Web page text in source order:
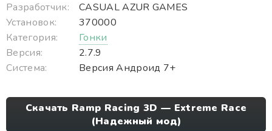
Разработчик:
CASUAL AZUR GAMES
Установок:
370000
Категория:
Гонки
Версия:
2.7.9
Система:
Версия Андроид 7+
Скачать Ramp Racing 3D — Extreme Race
(Надежный мод)